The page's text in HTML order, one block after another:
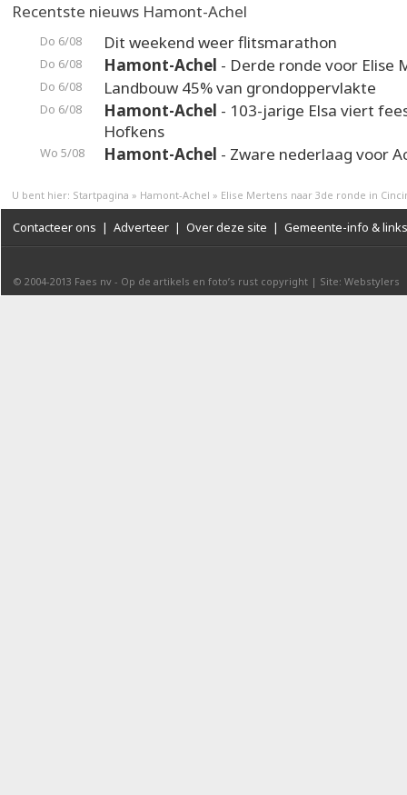
Recentste nieuws Hamont-Achel
Do 6/08 Dit weekend weer flitsmarathon
Do 6/08 Hamont-Achel - Derde ronde voor Elise
Do 6/08 Landbouw 45% van grondoppervlakte
Do 6/08 Hamont-Achel - 103-jarige Elsa viert
Hofkens
Wo 5/08 Hamont-Achel - Zware nederlaag voor
U bent hier: Startpagina » Hamont-Achel » Elise Mertens naar 3de ronde in
Contacteer ons | Adverteer | Over deze site | Gemeente-info & links
© 2004-2013 Faes nv - Op de artikels en foto’s rust copyright | Site: Webstylers